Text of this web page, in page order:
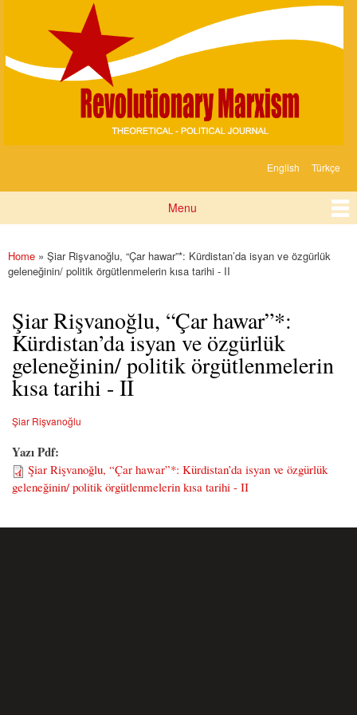
content
Marksizm
English Türkçe
Menu
You are here
Home » Şiar Rişvanoğlu, “Çar hawar”*: Kürdistan’da isyan ve özgürlük
geleneğinin/ politik örgütlenmelerin kısa tarihi - II
Şiar Rişvanoğlu, “Çar hawar”*:
Kürdistan’da isyan ve özgürlük
geleneğinin/ politik örgütlenmelerin
kısa tarihi - II
Şiar Rişvanoğlu
Yazı Pdf:
Şiar Rişvanoğlu, “Çar hawar”*: Kürdistan’da isyan ve özgürlük
geleneğinin/ politik örgütlenmelerin kısa tarihi - II